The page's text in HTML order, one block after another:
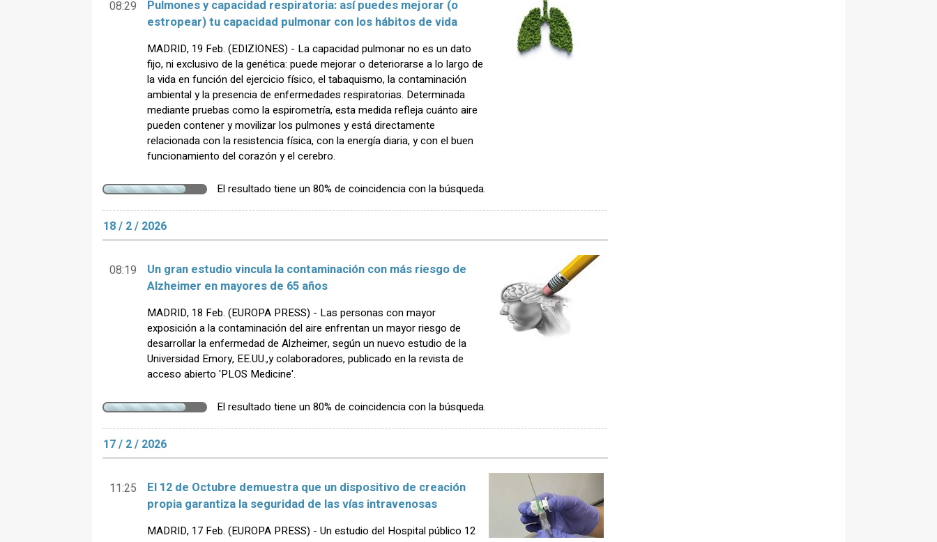
08:29
Pulmones y capacidad respiratoria: así puedes mejorar (o
estropear) tu capacidad pulmonar con los hábitos de vida
MADRID, 19 Feb. (EDIZIONES) - La capacidad pulmonar no es un dato
fijo, ni exclusivo de la genética: puede mejorar o deteriorarse a lo largo de
la vida en función del ejercicio físico, el tabaquismo, la contaminación
ambiental y la presencia de enfermedades respiratorias. Determinada
mediante pruebas como la espirometría, esta medida refleja cuánto aire
pueden contener y movilizar los pulmones y está directamente
relacionada con la resistencia física, con la energía diaria, y con el buen
funcionamiento del corazón y el cerebro.
El resultado tiene un 80% de coincidencia con la búsqueda.
18 / 2 / 2026
08:19
Un gran estudio vincula la contaminación con más riesgo de
Alzheimer en mayores de 65 años
MADRID, 18 Feb. (EUROPA PRESS) - Las personas con mayor
exposición a la contaminación del aire enfrentan un mayor riesgo de
desarrollar la enfermedad de Alzheimer, según un nuevo estudio de la
Universidad Emory, EE.UU.,y colaboradores, publicado en la revista de
acceso abierto 'PLOS Medicine'.
El resultado tiene un 80% de coincidencia con la búsqueda.
17 / 2 / 2026
11:25
El 12 de Octubre demuestra que un dispositivo de creación
propia garantiza la seguridad de las vías intravenosas
MADRID, 17 Feb. (EUROPA PRESS) - Un estudio del Hospital público 12